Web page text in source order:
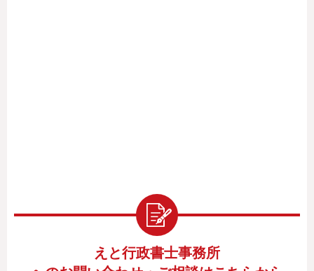
えと行政書士事務所